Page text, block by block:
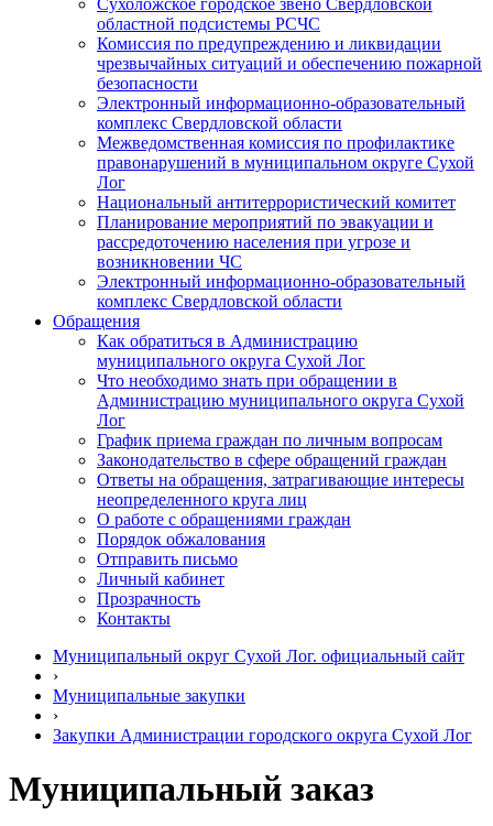
Сухоложское городское звено Свердловской
областной подсистемы РСЧС
Комиссия по предупреждению и ликвидации
чрезвычайных ситуаций и обеспечению пожарной
безопасности
Электронный информационно-образовательный
комплекс Cвердловской области
Межведомственная комиссия по профилактике
правонарушений в муниципальном округе Сухой
Лог
Национальный антитеррористический комитет
Планирование мероприятий по эвакуации и
рассредоточению населения при угрозе и
возникновении ЧС
Электронный информационно-образовательный
комплекс Свердловской области
Обращения
Как обратиться в Администрацию
муниципального округа Сухой Лог
Что необходимо знать при обращении в
Администрацию муниципального округа Сухой
Лог
График приема граждан по личным вопросам
Законодательство в сфере обращений граждан
Ответы на обращения, затрагивающие интересы
неопределенного круга лиц
О работе с обращениями граждан
Порядок обжалования
Отправить письмо
Личный кабинет
Прозрачность
Контакты
Муниципальный округ Сухой Лог. официальный сайт
›
Муниципальные закупки
›
Закупки Администрации городского округа Сухой Лог
Муниципальный заказ